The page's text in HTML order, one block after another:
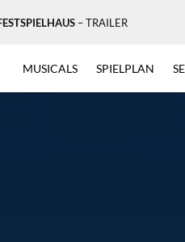
– TRAILER
MUSICALS SPIELPLAN